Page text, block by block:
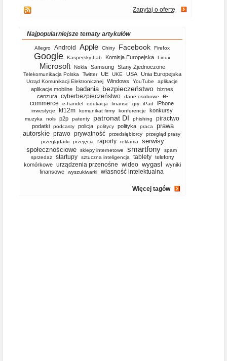
Zapytaj o ofertę
Najpopularniejsze tematy artykułów
Allegro Android Apple Chiny Facebook Firefox
Google Kaspersky Lab Komisja Europejska Linux
Microsoft Nokia Samsung Stany Zjednoczone
Telekomunikacja Polska Twitter UE UKE USA Unia Europejska
Urząd Komunikacji Elektronicznej Windows YouTube aplikacje
aplikacje mobilne badania bezpieczeństwo biznes
cenzura cyberbezpieczeństwo dane osobowe
e-
commerce
e-handel edukacja finanse gry iPad iPhone
inwestycje kf12m komunikat firmy konferencje konkursy
muzyka nols p2p patenty patronat DI phishing piractwo
podatki podcasty policja politycy polityka praca
prawa
autorskie prawo prywatność przedsiębiorcy
przegląd prasy
przeglądarki
przejęcia raporty reklama
serwisy
społecznościowe
sklepy internetowe smartfony
spam
sprzedaż
startupy sztuczna inteligencja tablety telefony
komórkowe
urządzenia przenośne wideo wygasl
wyniki
finansowe
wyszukiwarki własność intelektualna
Więcej tagów